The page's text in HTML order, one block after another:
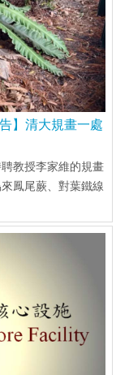
】清大規畫一處
教授李家維的規畫
鳳尾蕨、對葉鐵線